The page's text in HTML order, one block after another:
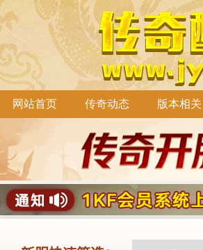
网站首页 传奇动态 版本相关